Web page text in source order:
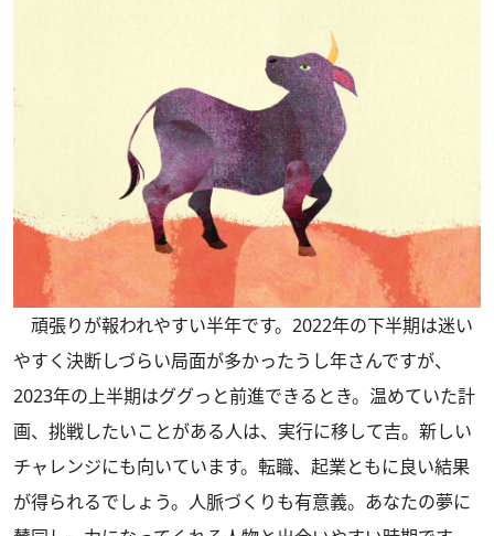
頑張りが報われやすい半年です。2022年の下半期は迷い
やすく決断しづらい局面が多かったうし年さんですが、
2023年の上半期はググっと前進できるとき。温めていた計
画、挑戦したいことがある人は、実行に移して吉。新しい
チャレンジにも向いています。転職、起業ともに良い結果
が得られるでしょう。人脈づくりも有意義。あなたの夢に